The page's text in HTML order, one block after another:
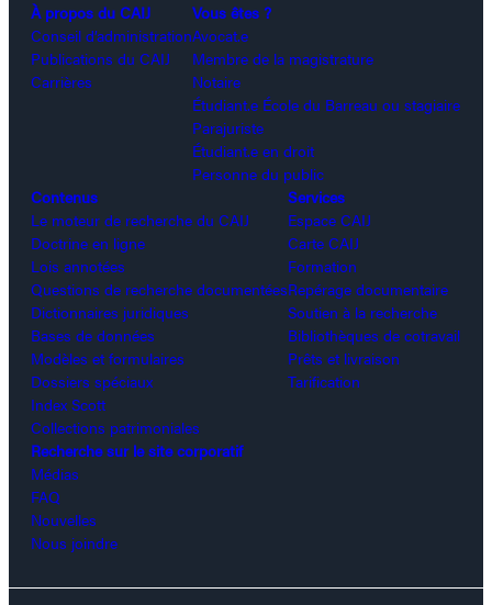
À propos du CAIJ
Conseil d’administration
Publications du CAIJ
Carrières
Vous êtes ?
Avocat.e
Membre de la magistrature
Notaire
Étudiant.e École du Barreau ou stagiaire
Parajuriste
Étudiant.e en droit
Personne du public
Contenus
Le moteur de recherche du CAIJ
Doctrine en ligne
Lois annotées
Questions de recherche documentées
Dictionnaires juridiques
Bases de données
Modèles et formulaires
Dossiers spéciaux
Index Scott
Collections patrimoniales
Services
Espace CAIJ
Carte CAIJ
Formation
Repérage documentaire
Soutien à la recherche
Bibliothèques de cotravail
Prêts et livraison
Tarification
Recherche sur le site corporatif
Médias
FAQ
Nouvelles
Nous joindre